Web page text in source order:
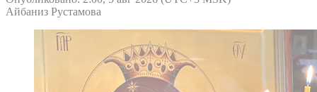
Айбаниз Рустамова